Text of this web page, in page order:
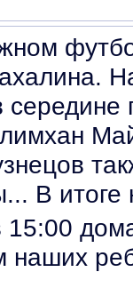
середине
В итоге
15:00